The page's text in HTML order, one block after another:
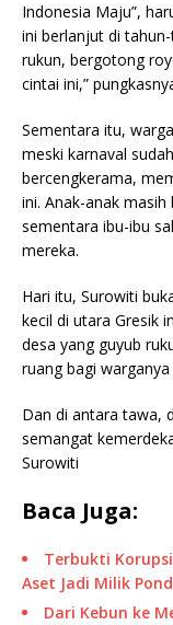
Indonesia Maju”,
ini berlanjut di
rukun, bergotong
cintai ini,”
Sementara itu,
meski karnaval
bercengkerama,
ini. Anak-anak
sementara ibu-ibu
mereka.
Hari itu, Surowiti
kecil di utara Gresik
desa yang guyub
ruang bagi
Dan di antara tawa,
semangat
Surowiti
Baca Juga:
Terbukti
Aset Jadi Milik
Dari Kebun ke